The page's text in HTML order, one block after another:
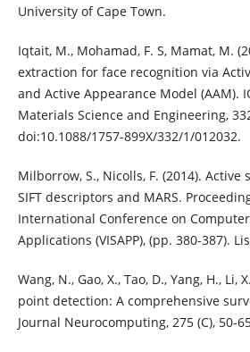
University of Cape Town.
Iqtait, M., Mohamad, F. S, Mamat, M.
extraction for face recognition via
and Active Appearance Model (AAM).
Materials Science and Engineering,
doi:10.1088/1757-899X/332/1/012032.
Milborrow, S., Nicolls, F. (2014).
SIFT descriptors and MARS.
International Conference on
Applications (VISAPP), (pp. 380-387).
Wang, N., Gao, X., Tao, D., Yang, H., Li,
point detection: A comprehensive
Journal Neurocomputing, 275 (C), 50-